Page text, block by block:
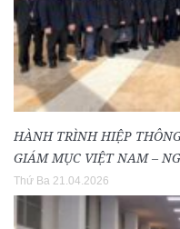
HÀNH TRÌNH HIỆP
GIÁM MỤC VIỆT NAM –
Thứ Ba 21.04.2026